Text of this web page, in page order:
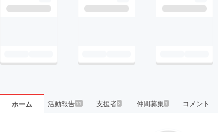
ホーム 活動報告11 支援者2 仲間募集 1 コメント